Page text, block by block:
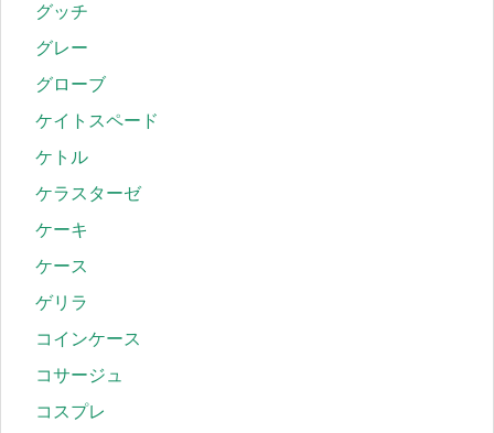
グッチ
グレー
グローブ
ケイトスペード
ケトル
ケラスターゼ
ケーキ
ケース
ゲリラ
コインケース
コサージュ
コスプレ